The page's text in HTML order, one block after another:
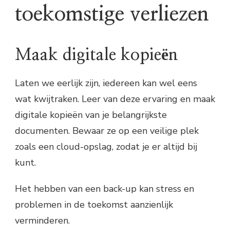
toekomstige verliezen
Maak digitale kopieën
Laten we eerlijk zijn, iedereen kan wel eens
wat kwijtraken. Leer van deze ervaring en maak
digitale kopieën van je belangrijkste
documenten. Bewaar ze op een veilige plek
zoals een cloud-opslag, zodat je er altijd bij
kunt.
Het hebben van een back-up kan stress en
problemen in de toekomst aanzienlijk
verminderen.